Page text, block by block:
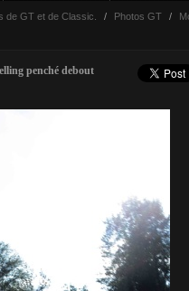
de GT et de Classic. / Photos GT /
penché debout